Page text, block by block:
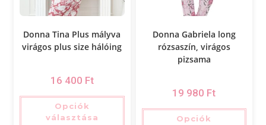
Donna Tina Plus mályva
virágos plus size hálóing
16 400 Ft
Opciók
választása
Donna Gabriela long
rózsaszín, virágos
pizsama
19 980 Ft
Opciók